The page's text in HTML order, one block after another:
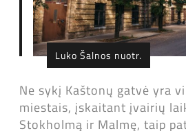
Luko Šalnos nuotr.
Ne sykį Kaštonų gatvė yra
miestais, įskaitant įvairių
Stokholmą ir Malmę, taip